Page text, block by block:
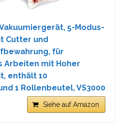
5-Modus-
Cutter und
für
Arbeiten mit Hoher
enthält 10
1 Rollenbeutel, VS3000
Siehe auf Amazon